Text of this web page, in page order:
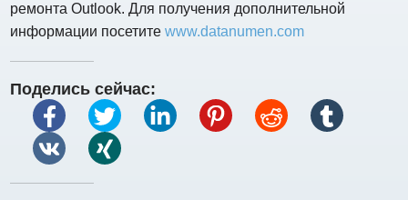
ремонта Outlook. Для получения дополнительной
информации посетитеwww.datanumen.com
Поделись сейчас: